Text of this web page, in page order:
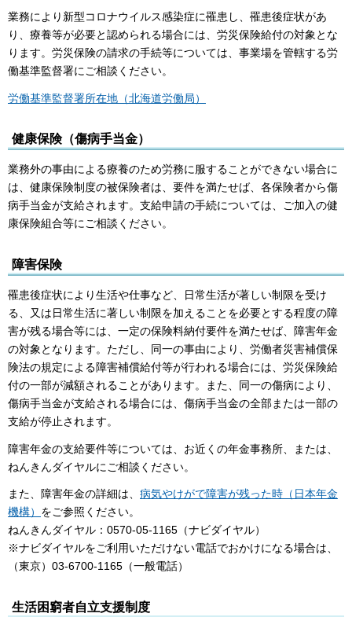
業務により新型コロナウイルス感染症に罹患し、罹患後症状があ
り、療養等が必要と認められる場合には、労災保険給付の対象とな
ります。労災保険の請求の手続等については、事業場を管轄する労
働基準監督署にご相談ください。
労働基準監督署所在地（北海道労働局）
健康保険（傷病手当金）
業務外の事由による療養のため労務に服することができない場合に
は、健康保険制度の被保険者は、要件を満たせば、各保険者から傷
病手当金が支給されます。支給申請の手続については、ご加入の健
康保険組合等にご相談ください。
障害保険
罹患後症状により生活や仕事など、日常生活が著しい制限を受け
る、又は日常生活に著しい制限を加えることを必要とする程度の障
害が残る場合等には、一定の保険料納付要件を満たせば、障害年金
の対象となります。ただし、同一の事由により、労働者災害補償保
険法の規定による障害補償給付等が行われる場合には、労災保険給
付の一部が減額されることがあります。また、同一の傷病により、
傷病手当金が支給される場合には、傷病手当金の全部または一部の
支給が停止されます。
障害年金の支給要件等については、お近くの年金事務所、または、
ねんきんダイヤルにご相談ください。
また、障害年金の詳細は、 病気やけがで障害が残った時（日本年金
機構） をご参照ください。
ねんきんダイヤル：0570-05-1165（ナビダイヤル）
※ナビダイヤルをご利用いただけない電話でおかけになる場合は、
（東京）03-6700-1165（一般電話）
生活困窮者自立支援制度